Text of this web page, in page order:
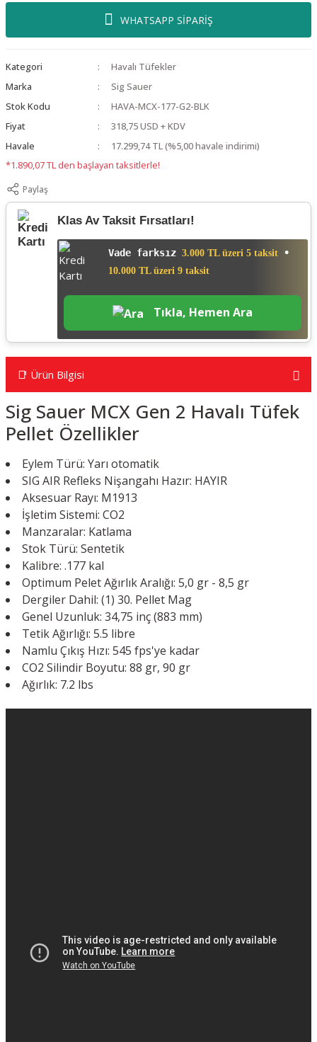
WHATSAPP SİPARİŞ
Kategori
Havalı Tüfekler
Marka
Sig Sauer
Stok Kodu
HAVA-MCX-177-G2-BLK
Fiyat
318,75 USD + KDV
Havale
17.299,74 TL (%5,00 havale indirimi)
*1.890,07 TL den başlayan taksitlerle!
Paylaş
Klas Av Taksit Fırsatları!
Vade farksız 3.000 TL üzeri 5 taksit •
10.000 TL üzeri 9 taksit
Tıkla, Hemen Ara
📑 Ürün Bilgisi
Sig Sauer MCX Gen 2 Havalı Tüfek
Pellet Özellikler
Eylem Türü: Yarı otomatik
SIG AIR Refleks Nişangahı Hazır: HAYIR
Aksesuar Rayı: M1913
İşletim Sistemi: CO2
Manzaralar: Katlama
Stok Türü: Sentetik
Kalibre: .177 kal
Optimum Pelet Ağırlık Aralığı: 5,0 gr - 8,5 gr
Dergiler Dahil: (1) 30. Pellet Mag
Genel Uzunluk: 34,75 inç (883 mm)
Tetik Ağırlığı: 5.5 libre
Namlu Çıkış Hızı: 545 fps'ye kadar
CO2 Silindir Boyutu: 88 gr, 90 gr
Ağırlık: 7.2 lbs